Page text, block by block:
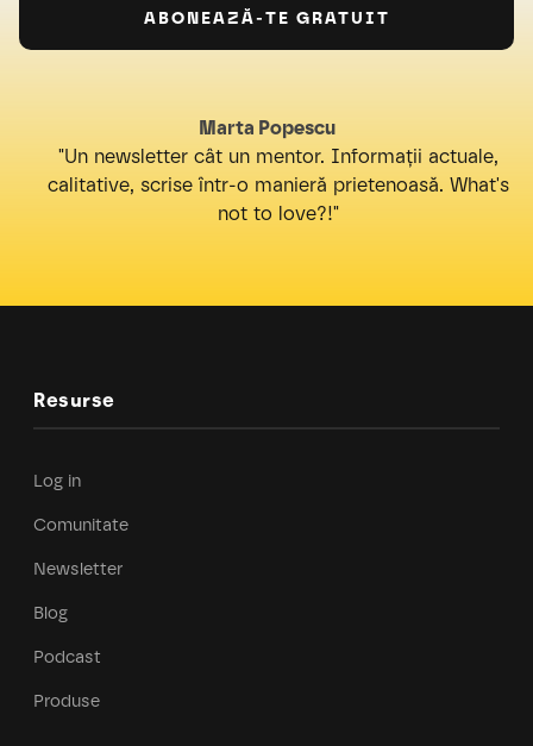
Marta Popescu
"Un newsletter cât un mentor. Informații actuale,
calitative, scrise într-o manieră prietenoasă. What's
not to love?!"
Resurse
Log in
Comunitate
Newsletter
Blog
Podcast
Produse